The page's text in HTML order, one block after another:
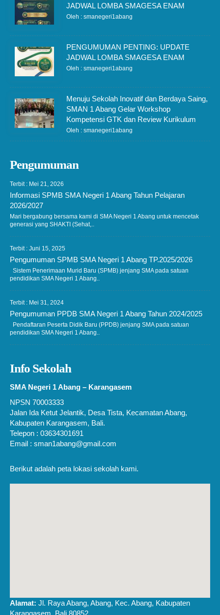
JADWAL LOMBA SMAGESA ENAM
Oleh : smanegeri1abang
PENGUMUMAN PENTING: UPDATE
JADWAL LOMBA SMAGESA ENAM
Oleh : smanegeri1abang
Menuju Sekolah Inovatif dan Berdaya Saing,
SMAN 1 Abang Gelar Workshop
Kompetensi GTK dan Review Kurikulum
Oleh : smanegeri1abang
Pengumuman
Terbit : Mei 21, 2026
Informasi SPMB SMA Negeri 1 Abang Tahun Pelajaran
2026/2027
Mari bergabung bersama kami di SMA Negeri 1 Abang untuk mencetak
generasi yang SHAKTI (Sehat,..
Terbit : Juni 15, 2025
Pengumuman SPMB SMA Negeri 1 Abang TP.2025/2026
Sistem Penerimaan Murid Baru (SPMB) jenjang SMA pada satuan
pendidikan SMA Negeri 1 Abang..
Terbit : Mei 31, 2024
Pengumuman PPDB SMA Negeri 1 Abang Tahun 2024/2025
Pendaftaran Peserta Didik Baru (PPDB) jenjang SMA pada satuan
pendidikan SMA Negeri 1 Abang..
Info Sekolah
SMA Negeri 1 Abang – Karangasem
NPSN 70003333
Jalan Ida Ketut Jelantik, Desa Tista, Kecamatan Abang,
Kabupaten Karangasem, Bali.
Telepon : 03634301691
Email : sman1abang@gmail.com
Berikut adalah peta lokasi sekolah kami.
Alamat: Jl. Raya Abang, Abang, Kec. Abang, Kabupaten
Karangasem, Bali 80852